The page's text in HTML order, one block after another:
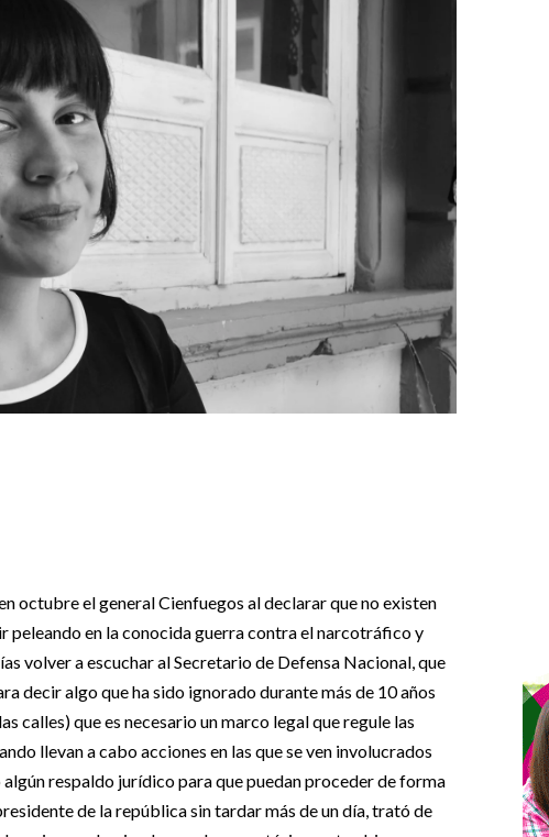
octubre el general Cienfuegos al declarar que no existen
peleando en la conocida guerra contra el narcotráfico y
volver a escuchar al Secretario de Defensa Nacional, que
decir algo que ha sido ignorado durante más de 10 años
calles) que es necesario un marco legal que regule las
llevan a cabo acciones en las que se ven involucrados
respaldo jurídico para que puedan proceder de forma
de la república sin tardar más de un día, trató de